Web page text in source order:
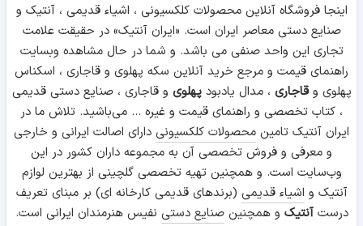
اینجا فروشگاه آنلاین محصولات کلکسیونی ، اشیاء قدیمی ، آنتیک و
صنایع دستی معاصر ایران است. «ایران آنتیک» در حقیقت علامت
تجاری این واحد صنفی می باشد. و شما در حال مشاهده وبسایت
راهنمای قیمت و مرجع خرید آنلاین سکه پهلوی و قاجاری ، اسکناس
پهلوی وقاجاری ، مدال یادبودپهلوی و قاجاری ، صنایع دستی قدیمی
، کتاب تخصصی و راهنمای قیمت و غیره ... می‌باشید. تلاش ما در
ایران آنتیک تامین محصولات کلکسیونی دارای اصالت ایرانی و خارجی
و معرفی و فروش تخصصی آن به مجموعه داران کشور در این
وب‌سایت است. و همچنین تهیه تخصصی گلچینی از بهترین لوازم
آنتیک و اشیاء قدیمی (برندهای قدیمی کارخانه ای) بر مبنای تعریف
درستآنتیک و همچنینصنایع دستی نفیس هنرمندان ایرانی است.